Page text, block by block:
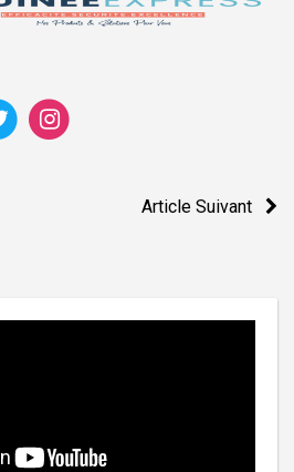
Article Suivant